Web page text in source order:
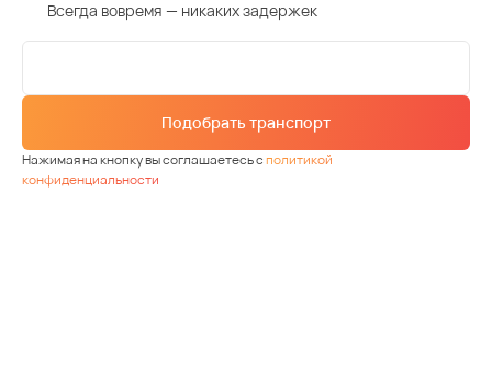
Всегда вовремя — никаких задержек
Подобрать транспорт
Нажимая на кнопку вы соглашаетесь сполитикой
конфиденциальности